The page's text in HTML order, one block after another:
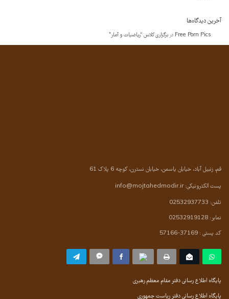
آخرین دیدگاه‌ها
Free Porn Pics در برگزاری کلاس “ریاضیات و آمار”
قم، زنبیل آباد، خیابان یاسمن، خیابان نسترن، کوچه 6 پلاک 61
پست الکترونیکی:info@mojtahedmodir.ir
تلفن: 02532937733
نمابر: 02532919128
کد پستی : 37169-57166
پایگاه اطلاع رسانی دفتر مقام معظم رهبری
پایگاه اطلاع رسانی دفتر ریاست جمهوری